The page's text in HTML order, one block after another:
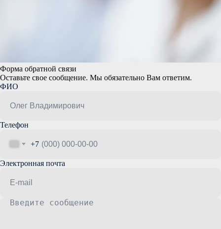
Форма обратной связи
Оставьте свое сообщение. Мы обязательно Вам ответим.
ФИО
Телефон
+7
Электронная почта